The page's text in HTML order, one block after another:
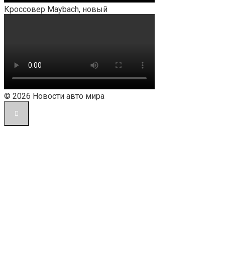
Кроссовер Maybach, новый
© 2026 Новости авто мира